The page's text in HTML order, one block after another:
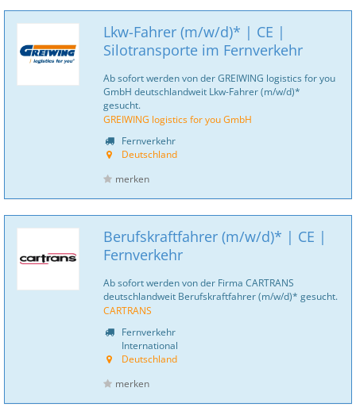
Lkw-Fahrer (m/w/d)* | CE |
Silotransporte im Fernverkehr
Ab sofort werden von der GREIWING logistics for you
GmbH deutschlandweit Lkw-Fahrer (m/w/d)*
gesucht.
GREIWING logistics for you GmbH
Fernverkehr
Deutschland
merken
Berufskraftfahrer (m/w/d)* | CE |
Fernverkehr
Ab sofort werden von der Firma CARTRANS
deutschlandweit Berufskraftfahrer (m/w/d)* gesucht.
CARTRANS
Fernverkehr
International
Deutschland
merken